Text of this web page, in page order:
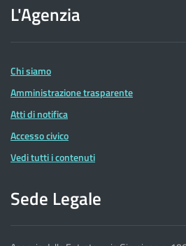
dell'Agenzia
delle
Entrate
L'Agenzia
Chi siamo
Amministrazione trasparente
Atti di notifica
Accesso civico
Vedi tutti i contenuti
Sede Legale